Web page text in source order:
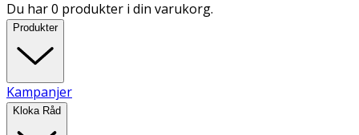
Du har 0 produkter i din varukorg.
Produkter
Kampanjer
Kloka Råd